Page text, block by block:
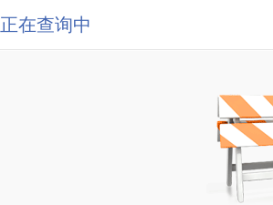
正在查询中